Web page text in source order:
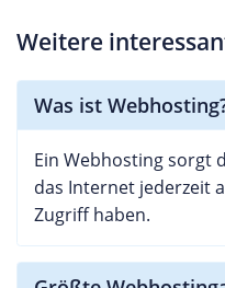
Weitere
Was ist
Ein Webhosting sorgt
das Internet jederzeit
Zugriff haben.